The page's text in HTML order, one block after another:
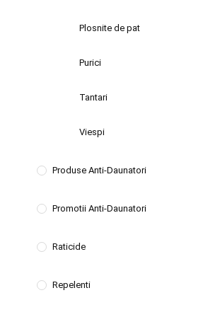
Plosnite de pat
Purici
Tantari
Viespi
Produse Anti-Daunatori
Promotii Anti-Daunatori
Raticide
Repelenti